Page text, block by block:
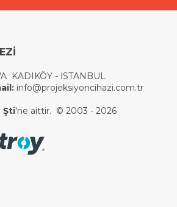
KADIKÖY - İSTANBUL
info@projeksiyoncihazi.com.tr
Şti'ne aittir. © 2003 - 2026